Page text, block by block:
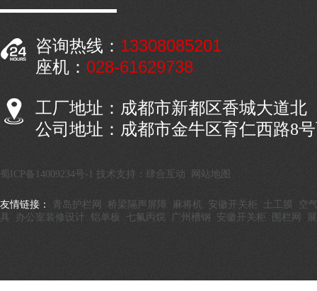
咨询热线： 13308085201
座机： 028-61629738
工厂地址：成都市新都区香城大道北
公司地址：成都市金牛区育仁西路8
蜀ICP备14009234号-1 技术支持：肆合互动 网站地图
友情链接： 青岛护栏网 桥梁隔声屏障 麻将机 安徽开关柜 土工膜
空
具
办公室装修设计 铝单板 七氟丙烷 广州槽钢 安徽开关柜 围栏网